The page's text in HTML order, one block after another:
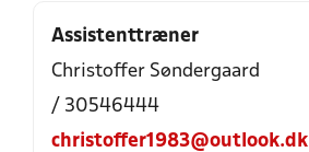
Assistenttræner
Christoffer Søndergaard
/ 30546444
christoffer1983@outlook.dk